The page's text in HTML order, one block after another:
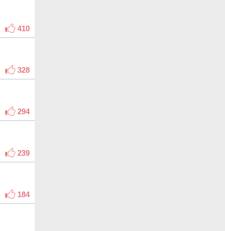
410
328
294
239
184